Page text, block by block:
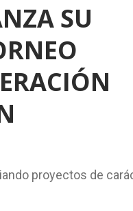
SU
proyectos de